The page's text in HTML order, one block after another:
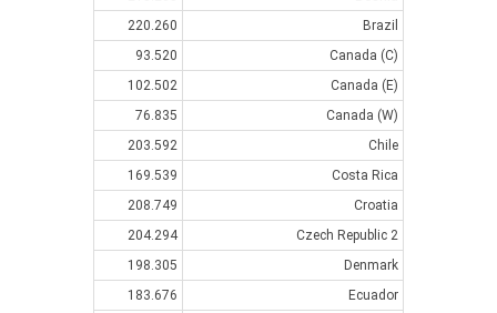
Brazil
220.260
Canada (C)
93.520
Canada (E)
102.502
Canada (W)
76.835
Chile
203.592
Costa Rica
169.539
Croatia
208.749
Czech Republic 2
204.294
Denmark
198.305
Ecuador
183.676